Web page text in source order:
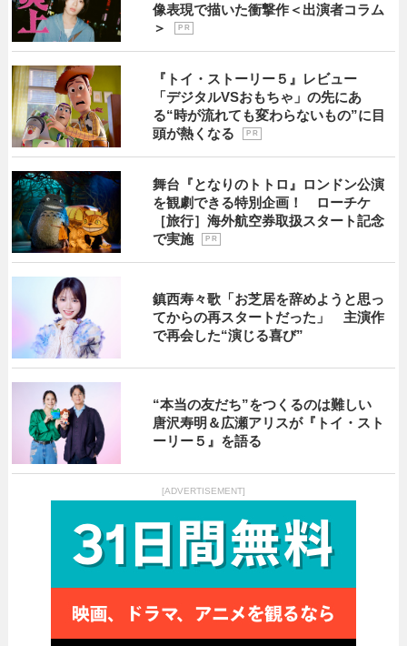
像表現で描いた衝撃作＜出演者コラム
＞
P R
『トイ・ストーリー５』レビュー
「デジタルVSおもちゃ」の先にあ
る“時が流れても変わらないもの”に目
頭が熱くなる
P R
舞台『となりのトトロ』ロンドン公演
を観劇できる特別企画！ ローチケ
［旅行］海外航空券取扱スタート記念
で実施
P R
鎮西寿々歌「お芝居を辞めようと思っ
てからの再スタートだった」 主演作
で再会した“演じる喜び”
“本当の友だち”をつくるのは難しい
唐沢寿明＆広瀬アリスが『トイ・スト
ーリー５』を語る
[ADVERTISEMENT]